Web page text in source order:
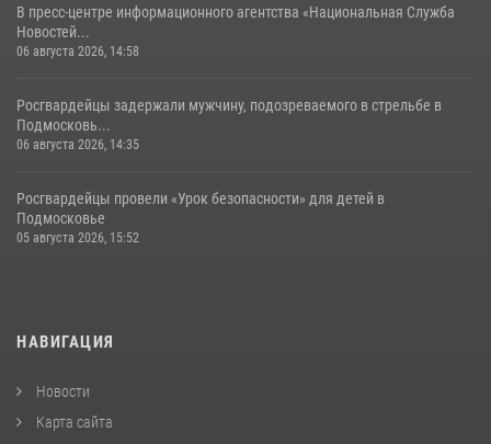
В пресс-центре информационного агентства «Национальная Служба
Новостей...
06 августа 2026, 14:58
Росгвардейцы задержали мужчину, подозреваемого в стрельбе в
Подмосковь...
06 августа 2026, 14:35
Росгвардейцы провели «Урок безопасности» для детей в
Подмосковье
05 августа 2026, 15:52
НАВИГАЦИЯ
Новости
Карта сайта